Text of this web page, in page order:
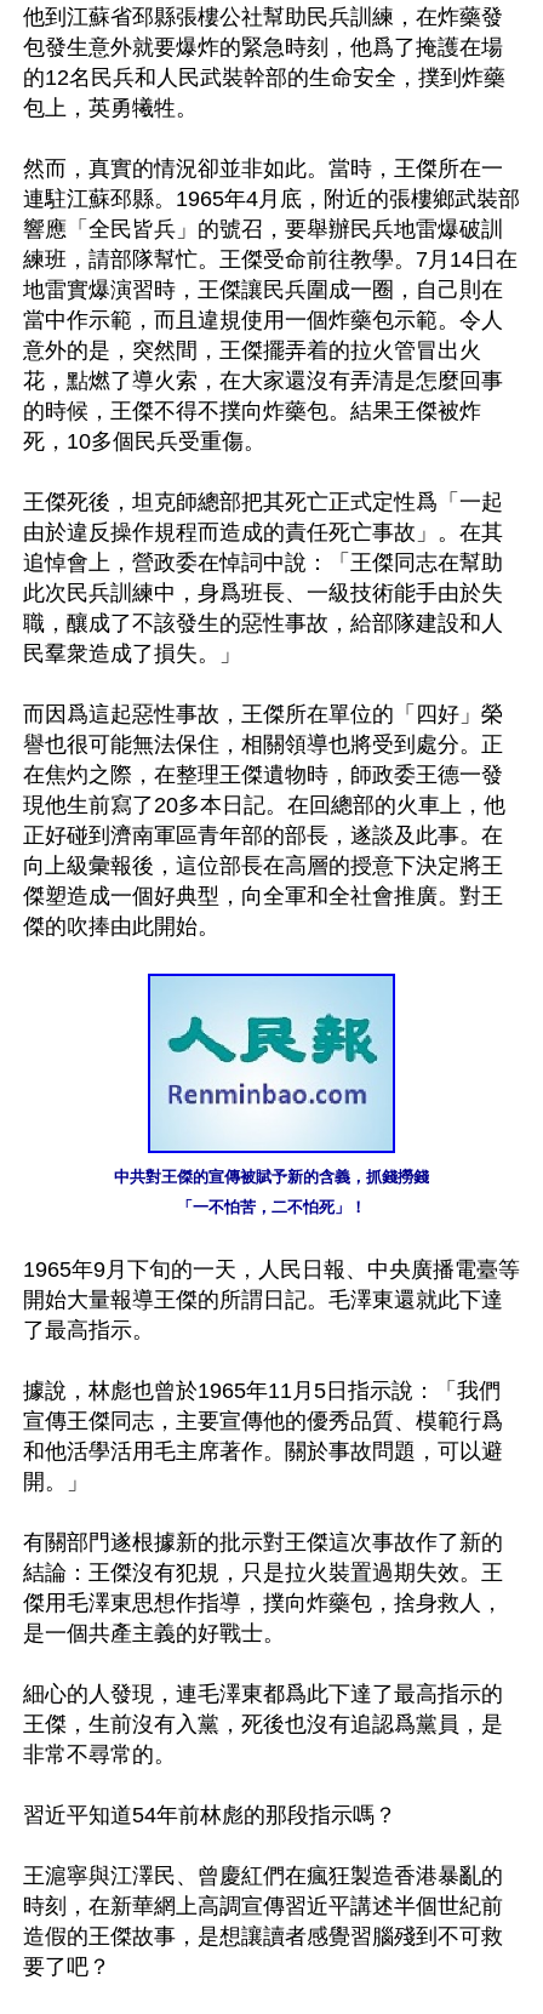
他到江蘇省邳縣張樓公社幫助民兵訓練，在炸藥發
包發生意外就要爆炸的緊急時刻，他爲了掩護在場
的12名民兵和人民武裝幹部的生命安全，撲到炸藥
包上，英勇犧牲。
然而，真實的情況卻並非如此。當時，王傑所在一
連駐江蘇邳縣。1965年4月底，附近的張樓鄉武裝部
響應「全民皆兵」的號召，要舉辦民兵地雷爆破訓
練班，請部隊幫忙。王傑受命前往教學。7月14日在
地雷實爆演習時，王傑讓民兵圍成一圈，自己則在
當中作示範，而且違規使用一個炸藥包示範。令人
意外的是，突然間，王傑擺弄着的拉火管冒出火
花，點燃了導火索，在大家還沒有弄清是怎麼回事
的時候，王傑不得不撲向炸藥包。結果王傑被炸
死，10多個民兵受重傷。
王傑死後，坦克師總部把其死亡正式定性爲「一起
由於違反操作規程而造成的責任死亡事故」。在其
追悼會上，營政委在悼詞中說：「王傑同志在幫助
此次民兵訓練中，身爲班長、一級技術能手由於失
職，釀成了不該發生的惡性事故，給部隊建設和人
民羣衆造成了損失。」
而因爲這起惡性事故，王傑所在單位的「四好」榮
譽也很可能無法保住，相關領導也將受到處分。正
在焦灼之際，在整理王傑遺物時，師政委王德一發
現他生前寫了20多本日記。在回總部的火車上，他
正好碰到濟南軍區青年部的部長，遂談及此事。在
向上級彙報後，這位部長在高層的授意下決定將王
傑塑造成一個好典型，向全軍和全社會推廣。對王
傑的吹捧由此開始。
中共對王傑的宣傳被賦予新的含義，抓錢撈錢
「一不怕苦，二不怕死」！
1965年9月下旬的一天，人民日報、中央廣播電臺等
開始大量報導王傑的所謂日記。毛澤東還就此下達
了最高指示。
據說，林彪也曾於1965年11月5日指示說：「我們
宣傳王傑同志，主要宣傳他的優秀品質、模範行爲
和他活學活用毛主席著作。關於事故問題，可以避
開。」
有關部門遂根據新的批示對王傑這次事故作了新的
結論：王傑沒有犯規，只是拉火裝置過期失效。王
傑用毛澤東思想作指導，撲向炸藥包，捨身救人，
是一個共產主義的好戰士。
細心的人發現，連毛澤東都爲此下達了最高指示的
王傑，生前沒有入黨，死後也沒有追認爲黨員，是
非常不尋常的。
習近平知道54年前林彪的那段指示嗎？
王滬寧與江澤民、曾慶紅們在瘋狂製造香港暴亂的
時刻，在新華網上高調宣傳習近平講述半個世紀前
造假的王傑故事，是想讓讀者感覺習腦殘到不可救
要了吧？